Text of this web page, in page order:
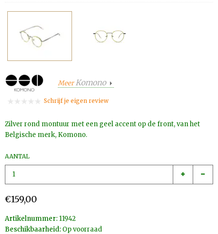
Meer Komono
Schrijf je eigen review
Zilver rond montuur met een geel accent op de front, van het
Belgische merk, Komono.
AANTAL
€159,00
Artikelnummer: 11942
Beschikbaarheid: Op voorraad